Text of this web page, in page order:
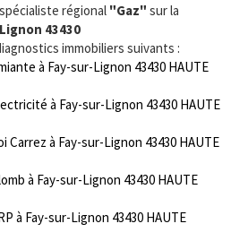
régional "Gaz" sur la
43430
immobiliers suivants :
à Fay-sur-Lignon 43430 HAUTE
à Fay-sur-Lignon 43430 HAUTE
Carrez à Fay-sur-Lignon 43430 HAUTE
à Fay-sur-Lignon 43430 HAUTE
à Fay-sur-Lignon 43430 HAUTE